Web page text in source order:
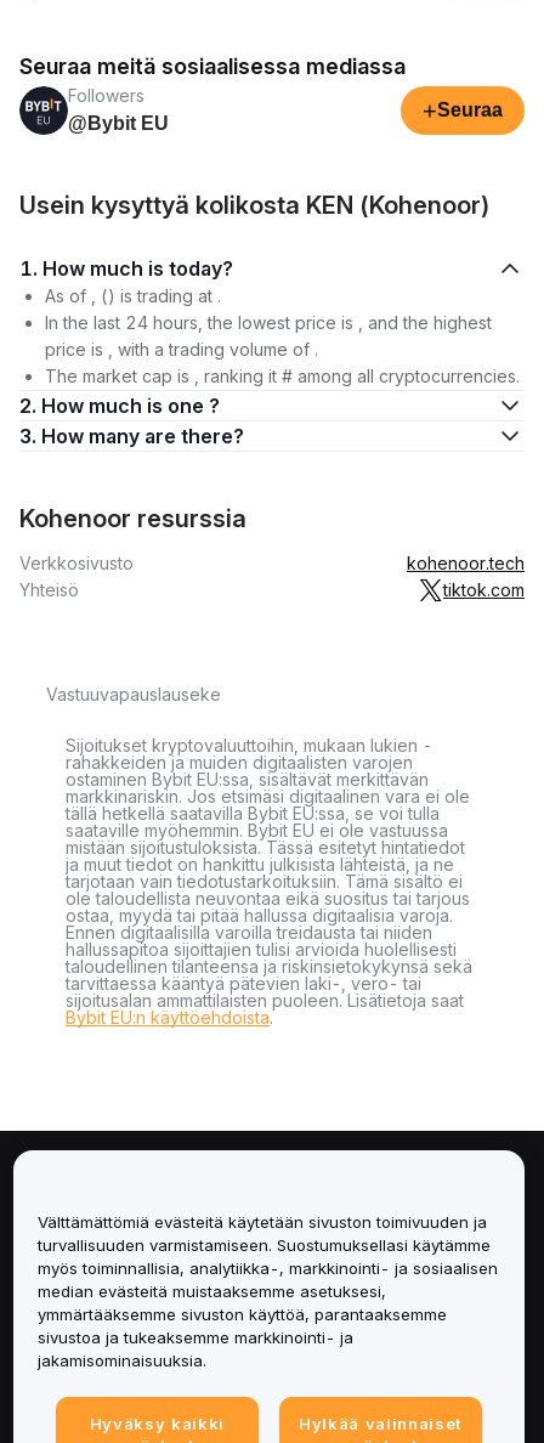
Seuraa meitä sosiaalisessa mediassa
Followers
@Bybit EU
+Seuraa
Usein kysyttyä kolikosta KEN (Kohenoor)
1. How much is today?
As of , () is trading at .
In the last 24 hours, the lowest price is , and the highest
price is , with a trading volume of .
The market cap is , ranking it # among all cryptocurrencies.
2. How much is one ?
3. How many are there?
Kohenoor resurssia
Verkkosivusto
kohenoor.tech
Yhteisö
tiktok.com
Vastuuvapauslauseke
Sijoitukset kryptovaluuttoihin, mukaan lukien -
rahakkeiden ja muiden digitaalisten varojen
ostaminen Bybit EU:ssa, sisältävät merkittävän
markkinariskin. Jos etsimäsi digitaalinen vara ei ole
tällä hetkellä saatavilla Bybit EU:ssa, se voi tulla
saataville myöhemmin. Bybit EU ei ole vastuussa
mistään sijoitustuloksista. Tässä esitetyt hintatiedot
ja muut tiedot on hankittu julkisista lähteistä, ja ne
tarjotaan vain tiedotustarkoituksiin. Tämä sisältö ei
ole taloudellista neuvontaa eikä suositus tai tarjous
ostaa, myydä tai pitää hallussa digitaalisia varoja.
Ennen digitaalisilla varoilla treidausta tai niiden
hallussapitoa sijoittajien tulisi arvioida huolellisesti
taloudellinen tilanteensa ja riskinsietokykynsä sekä
tarvittaessa kääntyä pätevien laki-, vero- tai
sijoitusalan ammattilaisten puoleen. Lisätietoja saat
Bybit EU:n käyttöehdoista.
Palvelut
Tuki
Tuotteet
Lakiasiat
Välttämättömiä evästeitä käytetään sivuston toimivuuden ja
turvallisuuden varmistamiseen. Suostumuksellasi käytämme
myös toiminnallisia, analytiikka-, markkinointi- ja sosiaalisen
median evästeitä muistaaksemme asetuksesi,
ymmärtääksemme sivuston käyttöä, parantaaksemme
sivustoa ja tukeaksemme markkinointi- ja
jakamisominaisuuksia.
Hyväksy kaikki
Hylkää valinnaiset